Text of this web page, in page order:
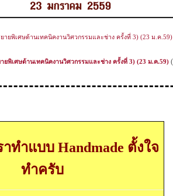
ยายพิเศษด้านเทคนิคงานวิศวกรรมและช่าง ครั้งที่ 3) (23 ม.ค.59)
ยพิเศษด้านเทคนิคงานวิศวกรรมและช่าง ครั้งที่ 3) (23 ม.ค.59) (
าทำแบบ Handmade ตั้งใจ
ทำครับ